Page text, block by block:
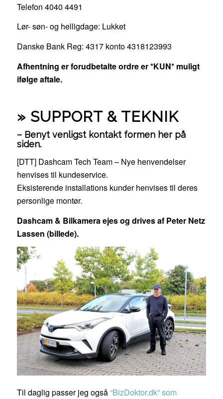
Telefon 4040 4491
Lør- søn- og helligdage: Lukket
Danske Bank Reg: 4317 konto 4318123993
Afhentning er forudbetalte ordre er *KUN* muligt
ifølge aftale.
» SUPPORT & TEKNIK
– Benyt venligst kontakt formen her på
siden.
[DTT] Dashcam Tech Team – Nye henvendelser
henvises til kundeservice.
Eksisterende installations kunder henvises til deres
personlige montør.
Dashcam & Bilkamera ejes og drives af Peter Netz
Lassen (billede).
Til daglig passer jeg også“BizDoktor.dk” som